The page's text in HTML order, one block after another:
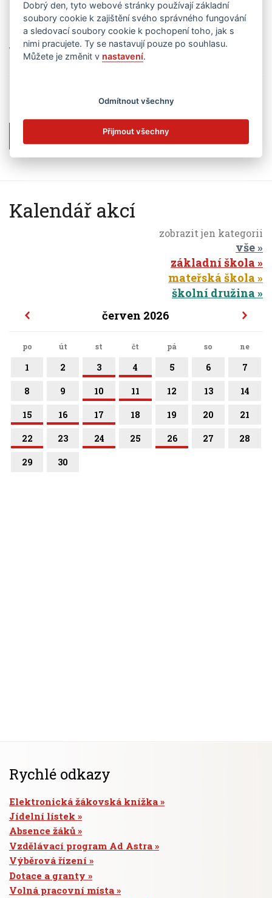
V Praze dne 28. 11. 2023
Přiložené soubory
Nákup interaktivní tabule
Kalendář akcí
zobrazit jen kategorii
vše
základní škola
mateřská škola
školní družina
červen 2026
po út st čt pá so ne
1 2 3 4 5 6 7
8 9 10 11 12 13 14
15 16 17 18 19 20 21
22 23 24 25 26 27 28
29 30
Rychlé odkazy
Elektronická žákovská knížka
Jídelní lístek
Absence žáků
Vzdělávací program Ad Astra
Výběrová řízení
Dotace a granty
Volná pracovní místa
Dobrý den, tyto webové stránky používají základní
soubory cookie k zajištění svého správného fungování
a sledovací soubory cookie k pochopení toho, jak s
nimi pracujete. Ty se nastavují pouze po souhlasu.
Můžete je změnit v nastavení.
Odmítnout všechny
Přijmout všechny